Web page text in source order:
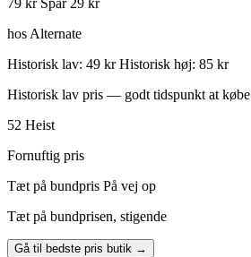
hos Alternate
Historisk lav: 49 kr Historisk høj: 85 kr
Historisk lav pris — godt tidspunkt at købe
52 Heist
Fornuftig pris
Tæt på bundpris På vej op
Tæt på bundprisen, stigende
Gå til bedste pris butik →